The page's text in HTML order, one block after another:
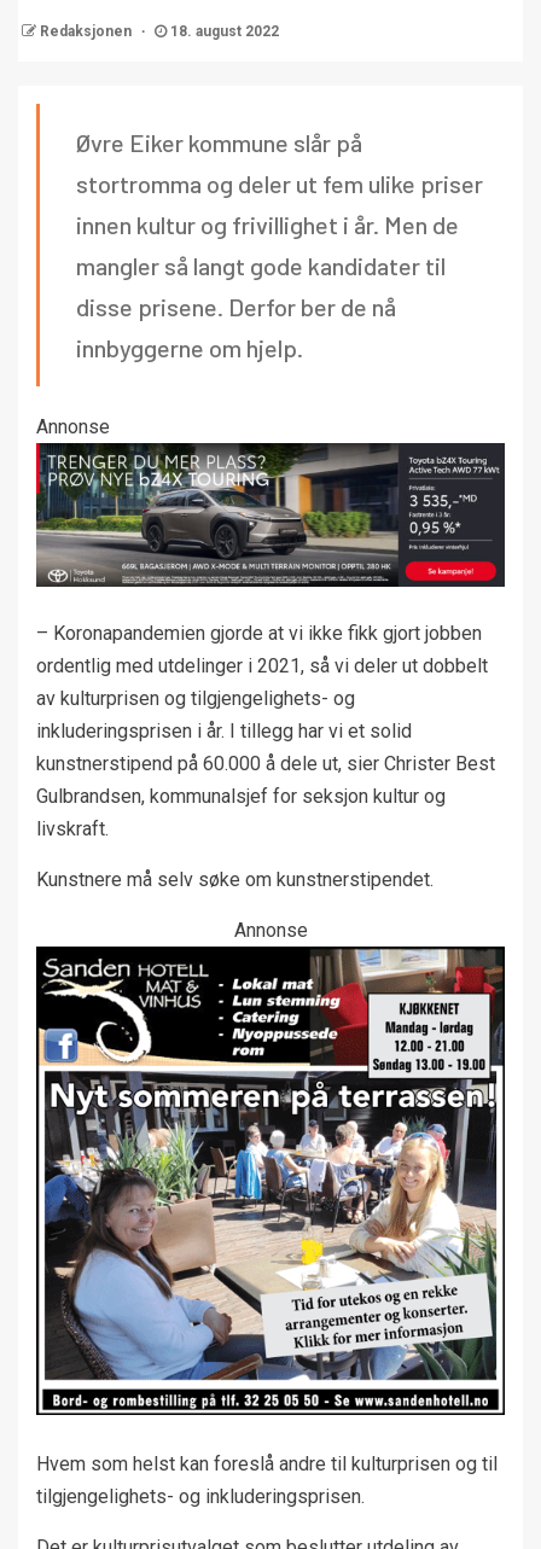
Redaksjonen 18. august 2022
Øvre Eiker kommune slår på
stortromma og deler ut fem ulike priser
innen kultur og frivillighet i år. Men de
mangler så langt gode kandidater til
disse prisene. Derfor ber de nå
innbyggerne om hjelp.
Annonse
– Koronapandemien gjorde at vi ikke fikk gjort jobben
ordentlig med utdelinger i 2021, så vi deler ut dobbelt
av kulturprisen og tilgjengelighets- og
inkluderingsprisen i år. I tillegg har vi et solid
kunstnerstipend på 60.000 å dele ut, sier Christer Best
Gulbrandsen, kommunalsjef for seksjon kultur og
livskraft.
Kunstnere må selv søke om kunstnerstipendet.
Annonse
Hvem som helst kan foreslå andre til kulturprisen og til
tilgjengelighets- og inkluderingsprisen.